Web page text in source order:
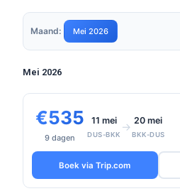
Maand: Mei 2026
Mei 2026
€535
9 dagen
11 mei
DUS-BKK
→ 20 mei
BKK-DUS
Boek via Trip.com